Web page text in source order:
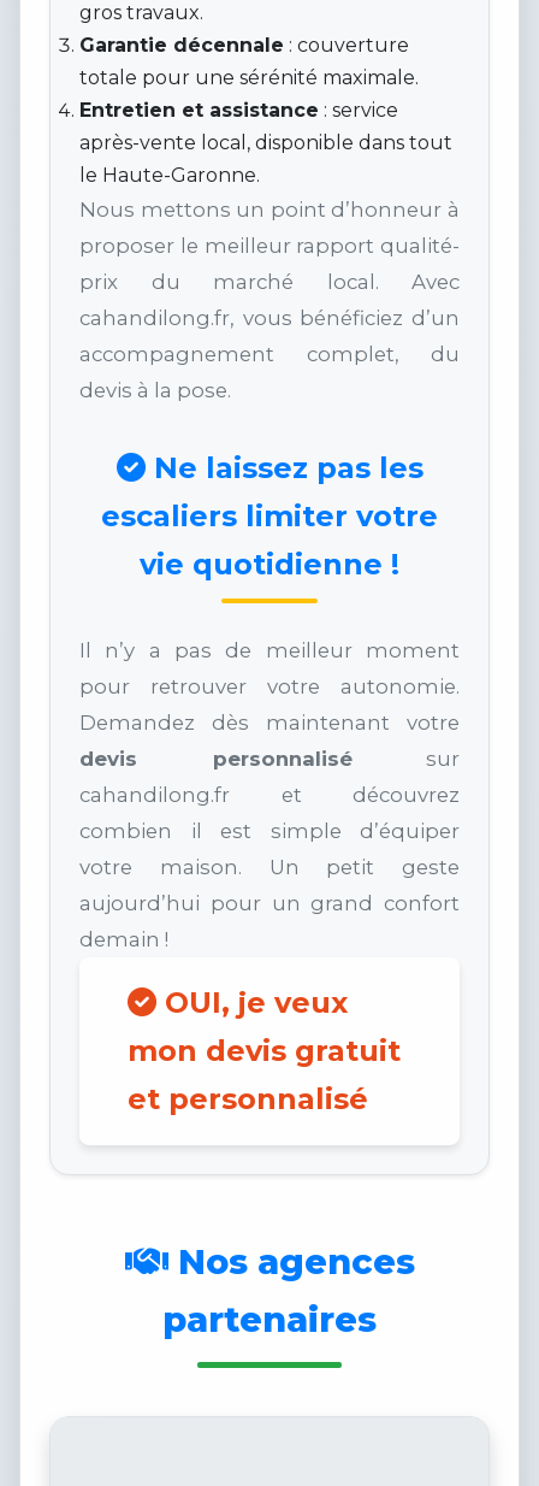
gros travaux.
Garantie décennale : couverture
totale pour une sérénité maximale.
Entretien et assistance : service
après-vente local, disponible dans tout
le Haute-Garonne.
Nous mettons un point d’honneur à
proposer le meilleur rapport qualité-
prix du marché local. Avec
cahandilong.fr, vous bénéficiez d’un
accompagnement complet, du
devis à la pose.
Ne laissez pas les
escaliers limiter votre
vie quotidienne !
Il n’y a pas de meilleur moment
pour retrouver votre autonomie.
Demandez dès maintenant votre
devis personnalisésur
cahandilong.fr et découvrez
combien il est simple d’équiper
votre maison. Un petit geste
aujourd’hui pour un grand confort
demain !
OUI, je veux
mon devis gratuit
et personnalisé
Nos agences
partenaires